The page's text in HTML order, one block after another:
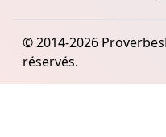
© 2014-2026
réservés.